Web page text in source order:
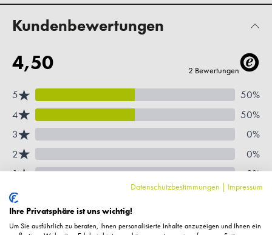
Kundenbewertungen
Datenschutzbestimmungen | Impressum
Ihre Privatsphäre ist uns wichtig!
Um Sie ausführlich zu beraten, Ihnen personalisierte Inhalte anzuzeigen und Ihnen ein